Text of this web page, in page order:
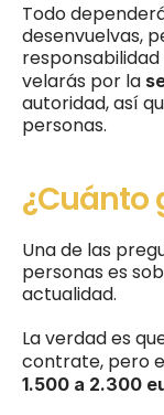
Todo
desenvuelvas,
velarás por la
autoridad, así
personas.
¿Cuánto
Una de las
personas es
actualidad.
La verdad es
contrate, pero
1.500 a 2.300